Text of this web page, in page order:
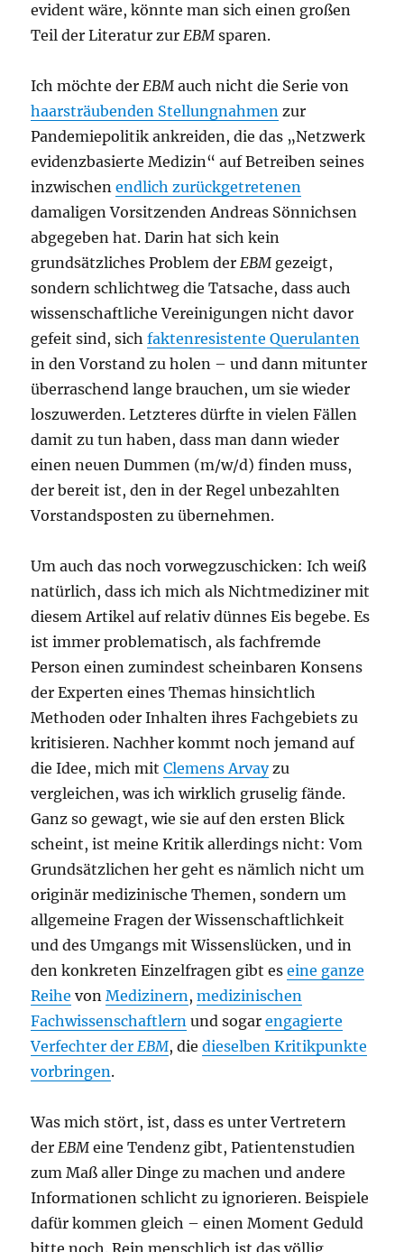
evident wäre, könnte man sich einen großen
Teil der Literatur zurEBM sparen.
Ich möchte derEBM auch nicht die Serie von
haarsträubenden Stellungnahmen zur
Pandemiepolitik ankreiden, die das „Netzwerk
evidenzbasierte Medizin“ auf Betreiben seines
inzwischenendlich zurückgetretenen
damaligen Vorsitzenden Andreas Sönnichsen
abgegeben hat. Darin hat sich kein
grundsätzliches Problem derEBM gezeigt,
sondern schlichtweg die Tatsache, dass auch
wissenschaftliche Vereinigungen nicht davor
gefeit sind, sichfaktenresistente Querulanten
in den Vorstand zu holen – und dann mitunter
überraschend lange brauchen, um sie wieder
loszuwerden. Letzteres dürfte in vielen Fällen
damit zu tun haben, dass man dann wieder
einen neuen Dummen (m/w/d) finden muss,
der bereit ist, den in der Regel unbezahlten
Vorstandsposten zu übernehmen.
Um auch das noch vorwegzuschicken: Ich weiß
natürlich, dass ich mich als Nichtmediziner mit
diesem Artikel auf relativ dünnes Eis begebe. Es
ist immer problematisch, als fachfremde
Person einen zumindest scheinbaren Konsens
der Experten eines Themas hinsichtlich
Methoden oder Inhalten ihres Fachgebiets zu
kritisieren. Nachher kommt noch jemand auf
die Idee, mich mitClemens Arvayzu
vergleichen, was ich wirklich gruselig fände.
Ganz so gewagt, wie sie auf den ersten Blick
scheint, ist meine Kritik allerdings nicht: Vom
Grundsätzlichen her geht es nämlich nicht um
originär medizinische Themen, sondern um
allgemeine Fragen der Wissenschaftlichkeit
und des Umgangs mit Wissenslücken, und in
den konkreten Einzelfragen gibt eseine ganze
Reihe vonMedizinern,medizinischen
Fachwissenschaftlern und sogarengagierte
Verfechter derEBM, diedieselben Kritikpunkte
vorbringen.
Was mich stört, ist, dass es unter Vertretern
derEBM eine Tendenz gibt, Patientenstudien
zum Maß aller Dinge zu machen und andere
Informationen schlicht zu ignorieren. Beispiele
dafür kommen gleich – einen Moment Geduld